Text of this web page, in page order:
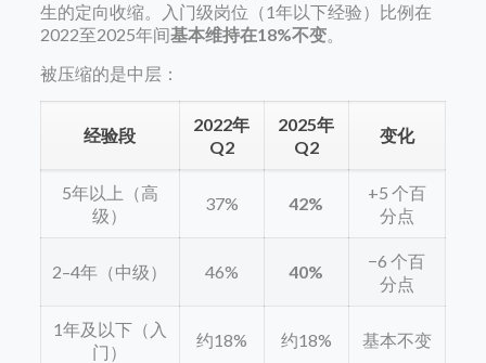
生的定向收缩。入门级岗位（1年以下经验）比例在
2022至2025年间基本维持在18%不变。
被压缩的是中层：
经验段
2022年
Q2
2025年
Q2
变化
5年以上（高
级）
37% 42%
+5 个百
分点
2–4年（中级） 46% 40%
−6 个百
分点
1年及以下（入
门）
约18% 约18% 基本不变